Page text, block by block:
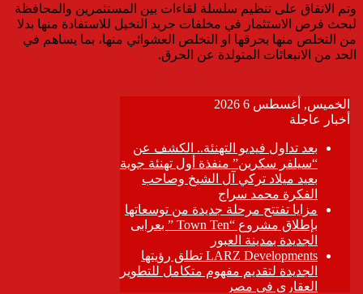
وتم الاتفاق على تنظيم سلسلة لقاءات بين المستثمرين والمحافظة
لبحث فرص الاستثمار في مخلفات جريد النخيل للاستفادة منها بدلا
من التخلص منها بحرقها او التخلص العشوائي منها، بما يساهم في
الحد من الانبعاثات المتولدة عن الحرق.